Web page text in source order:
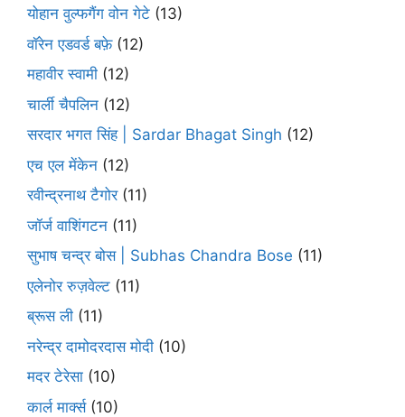
योहान वुल्फगैंग वोन गेटे (13)
वॉरेन एडवर्ड बफ़े(12)
महावीर स्वामी (12)
चार्ली चैपलिन (12)
सरदार भगत सिंह | Sardar Bhagat Singh (12)
एच एल मेंकेन (12)
रवीन्द्रनाथ टैगोर(11)
जॉर्ज वाशिंगटन (11)
सुभाष चन्द्र बोस | Subhas Chandra Bose (11)
एलेनोर रुज़वेल्ट (11)
ब्रूस ली (11)
नरेन्द्र दामोदरदास मोदी (10)
मदर टेरेसा (10)
कार्ल मार्क्स(10)